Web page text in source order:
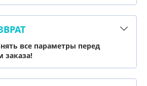
все параметры перед
заказа!